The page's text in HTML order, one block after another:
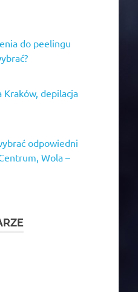
do peelingu
Kraków, depilacja
odpowiedni
Wola –